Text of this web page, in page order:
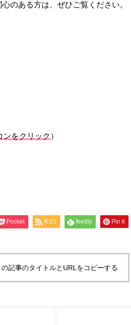
のある方は、ぜひご覧ください。
ンをクリック ）
Pocket RSS feedly Pin it
の記事のタイトルとURLをコピーする